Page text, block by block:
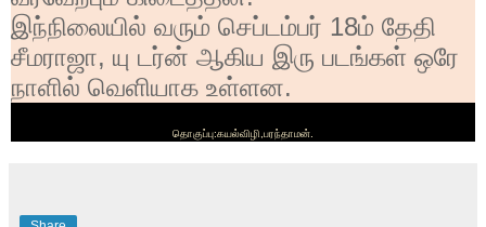
இந்நிலையில் வரும் செப்டம்பர் 18ம் தேதி
சீமராஜா, யு டர்ன் ஆகிய இரு படங்கள் ஒரே
நாளில் வெளியாக உள்ளன.
தொகுப்பு:கயல்விழி,பரந்தாமன்.